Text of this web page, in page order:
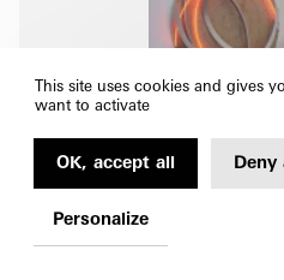
François Morellet,
2009 et Deep Dark,
This site uses cookies and gives
want to activate
OK, accept all
Personalize